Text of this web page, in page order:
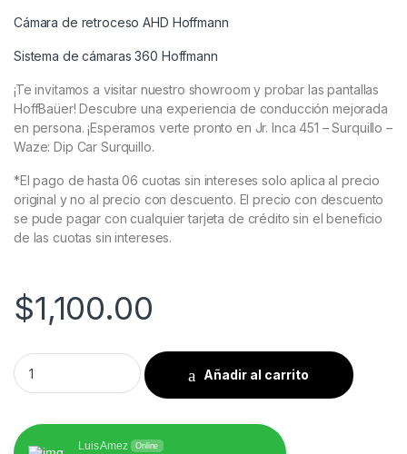
Cámara de retroceso AHD Hoffmann
Sistema de cámaras 360 Hoffmann
¡Te invitamos a visitar nuestro showroom y probar las pantallas
HoffBaüer! Descubre una experiencia de conducción mejorada
en persona. ¡Esperamos verte pronto en Jr. Inca 451 – Surquillo –
Waze: Dip Car Surquillo.
*El pago de hasta 06 cuotas sin intereses solo aplica al precio
original y no al precio con descuento. El precio con descuento
se pude pagar con cualquier tarjeta de crédito sin el beneficio
de las cuotas sin intereses.
$1,100.00
Mercedes Benz - M-Class| GL-Class| ML GL| 2005 - 2012 -
Añadir al carrito
Luis Amez Online